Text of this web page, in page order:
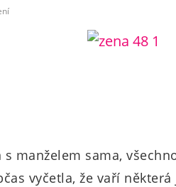
s manželem sama,
vyčetla, že vaří